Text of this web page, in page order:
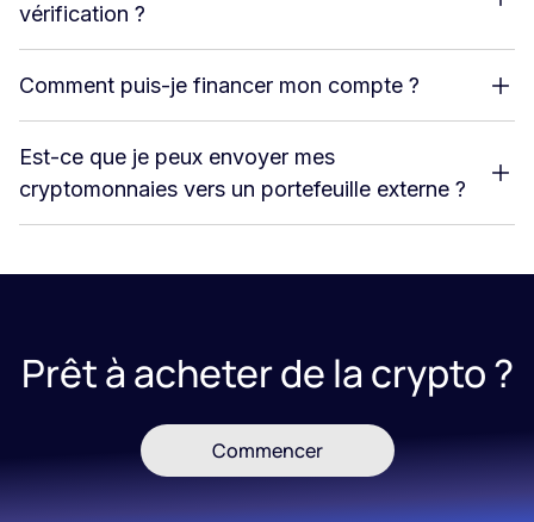
vérification ?
Comment puis-je financer mon compte ?
Est-ce que je peux envoyer mes
cryptomonnaies vers un portefeuille externe ?
Prêt à acheter de la crypto ?
Commencer